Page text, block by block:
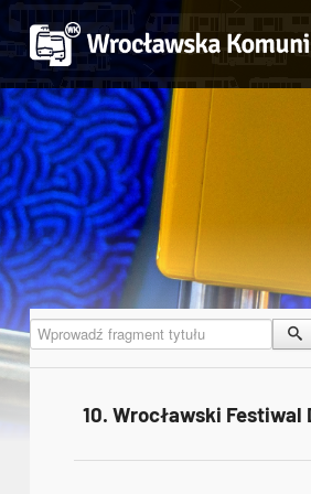
Wprowadź fragment tytułu
10. Wrocławski Festiwal